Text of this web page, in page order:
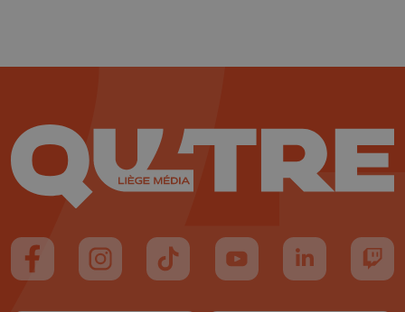
Suivez-nous sur FaceBook
Suivez-nous sur Instagram
Suivez-nous sur TikTok
Suivez-nous sur YouTube
Suivez-nous